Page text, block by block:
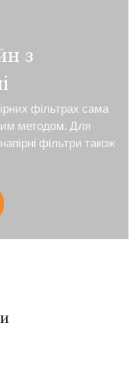
з
фільтрах сама
методом. Для
фільтри також